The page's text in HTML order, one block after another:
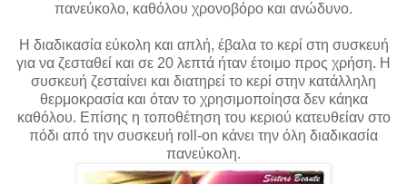
πανεύκολο, καθόλου χρονοβόρο και ανώδυνο.
Η διαδικασία εύκολη και απλή, έβαλα το κερί στη συσκευή
για να ζεσταθεί και σε 20 λεπτά ήταν έτοιμο προς χρήση. Η
συσκευή ζεσταίνει και διατηρεί το κερί στην κατάλληλη
θερμοκρασία και όταν το χρησιμοποίησα δεν κάηκα
καθόλου. Επίσης η τοποθέτηση του κεριού κατευθείαν στο
πόδι από την συσκευή roll-on κάνει την όλη διαδικασία
πανεύκολη.